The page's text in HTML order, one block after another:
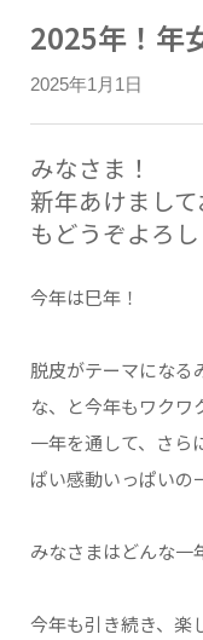
2025年！年
2025年1月1日
みなさま！
新年あけまし
もどうぞよろし
今年は巳年！
脱皮がテーマになる
な、と今年もワクワ
一年を通して、さら
ぱい感動いっぱいの
みなさまはどんな一
今年も引き続き、楽